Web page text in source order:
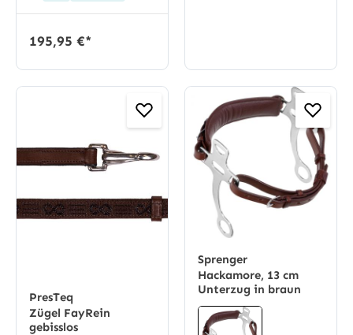
195,95 €*
PresTeq
Zügel FayRein
gebisslos
Sprenger
Hackamore, 13 cm
Unterzug in braun